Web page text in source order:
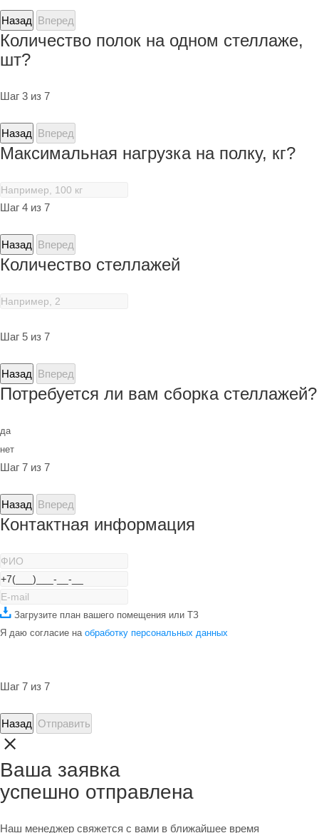
Назад Вперед
Количество полок на одном стеллаже,
шт?
Шаг 3 из 7
Назад Вперед
Максимальная нагрузка на полку, кг?
Шаг 4 из 7
Назад Вперед
Количество стеллажей
Шаг 5 из 7
Назад Вперед
Потребуется ли вам сборка стеллажей?
да
нет
Шаг 7 из 7
Назад Вперед
Контактная информация
Загрузите план вашего помещения или ТЗ
Я даю согласие на обработку персональных данных
Шаг 7 из 7
Назад Отправить
Ваша заявка
успешно отправлена
Наш менеджер свяжется с вами в ближайшее время